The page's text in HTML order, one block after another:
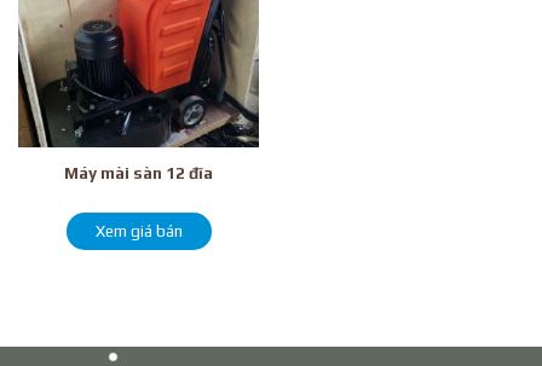
Máy mài sàn 12 đĩa
Xem giá bán